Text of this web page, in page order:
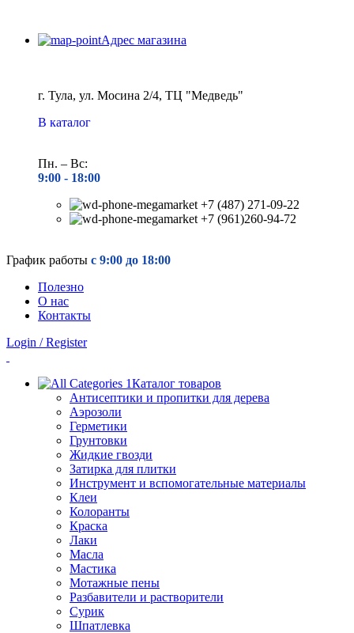
Адрес магазина
г. Тула, ул. Мосина 2/4, ТЦ "Медведь"
В каталог
Пн. – Вс:
9:00 - 18:00
+7 (487) 271-09-22
+7 (961)260-94-72
График работы с 9:00 до 18:00
Полезно
О нас
Контакты
Login / Register
Каталог товаров
Антисептики и пропитки для дерева
Аэрозоли
Герметики
Грунтовки
Жидкие гвозди
Затирка для плитки
Инструмент и вспомогательные материалы
Клеи
Колоранты
Краска
Лаки
Масла
Мастика
Мотажные пены
Разбавители и растворители
Сурик
Шпатлевка